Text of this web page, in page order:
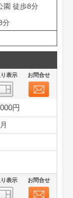
園 徒歩8分
分
り表示 お問合せ
円
り表示 お問合せ